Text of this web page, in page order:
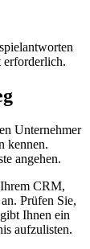
erforderlich.
Unternehmer
kennen.
angehen.
CRM,
Prüfen Sie,
Ihnen ein
aufzulisten.